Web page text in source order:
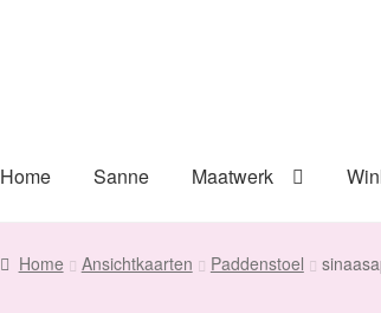
Home Sanne Maatwerk
Home Ansichtkaarten Paddenstoel